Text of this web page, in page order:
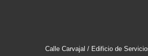
Calle Carvajal / Edificio de